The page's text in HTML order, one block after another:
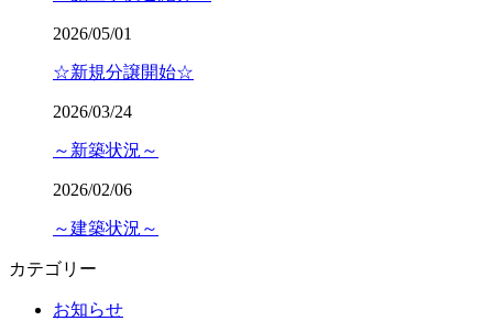
2026/05/01
☆新規分譲開始☆
2026/03/24
～新築状況～
2026/02/06
～建築状況～
カテゴリー
お知らせ